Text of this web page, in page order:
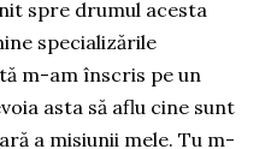
spre drumul acesta
specializările
m-am înscris pe un
asta să aflu cine sunt
a misiunii mele. Tu m-